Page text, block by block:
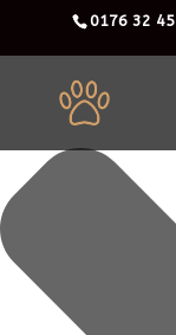
Cookie-Zustimmung
0176 32